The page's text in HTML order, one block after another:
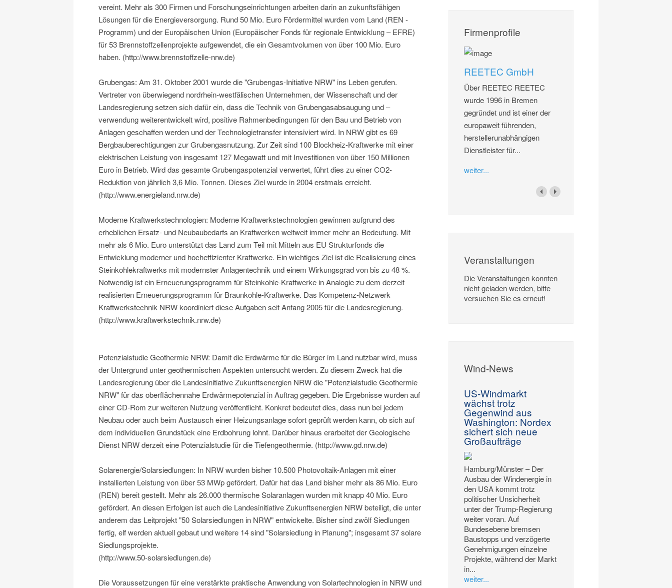
vereint. Mehr als 300 Firmen und Forschungseinrichtungen arbeiten darin an zukunftsfähigen
Lösungen für die Energieversorgung. Rund 50 Mio. Euro Fördermittel wurden vom Land (REN -
Programm) und der Europäischen Union (Europäischer Fonds für regionale Entwicklung – EFRE)
für 53 Brennstoffzellenprojekte aufgewendet, die ein Gesamtvolumen von über 100 Mio. Euro
haben. (http://www.brennstoffzelle-nrw.de)
Grubengas: Am 31. Oktober 2001 wurde die "Grubengas-Initiative NRW" ins Leben gerufen.
Vertreter von überwiegend nordrhein-westfälischen Unternehmen, der Wissenschaft und der
Landesregierung setzen sich dafür ein, dass die Technik von Grubengasabsaugung und –
verwendung weiterentwickelt wird, positive Rahmenbedingungen für den Bau und Betrieb von
Anlagen geschaffen werden und der Technologietransfer intensiviert wird. In NRW gibt es 69
Bergbauberechtigungen zur Grubengasnutzung. Zur Zeit sind 100 Blockheiz-Kraftwerke mit einer
elektrischen Leistung von insgesamt 127 Megawatt und mit Investitionen von über 150 Millionen
Euro in Betrieb. Wird das gesamte Grubengaspotenzial verwertet, führt dies zu einer CO2-
Reduktion von jährlich 3,6 Mio. Tonnen. Dieses Ziel wurde in 2004 erstmals erreicht.
(http://www.energieland.nrw.de)
Moderne Kraftwerkstechnologien: Moderne Kraftwerkstechnologien gewinnen aufgrund des
erheblichen Ersatz- und Neubaubedarfs an Kraftwerken weltweit immer mehr an Bedeutung. Mit
mehr als 6 Mio. Euro unterstützt das Land zum Teil mit Mitteln aus EU Strukturfonds die
Entwicklung moderner und hocheffizienter Kraftwerke. Ein wichtiges Ziel ist die Realisierung eines
Steinkohlekraftwerks mit modernster Anlagentechnik und einem Wirkungsgrad von bis zu 48 %.
Notwendig ist ein Erneuerungsprogramm für Steinkohle-Kraftwerke in Analogie zu dem derzeit
realisierten Erneuerungsprogramm für Braunkohle-Kraftwerke. Das Kompetenz-Netzwerk
Kraftwerkstechnik NRW koordiniert diese Aufgaben seit Anfang 2005 für die Landesregierung.
(http://www.kraftwerkstechnik.nrw.de)
Potenzialstudie Geothermie NRW: Damit die Erdwärme für die Bürger im Land nutzbar wird, muss
der Untergrund unter geothermischen Aspekten untersucht werden. Zu diesem Zweck hat die
Landesregierung über die Landesinitiative Zukunftsenergien NRW die "Potenzialstudie Geothermie
NRW" für das oberflächennahe Erdwärmepotenzial in Auftrag gegeben. Die Ergebnisse wurden auf
einer CD-Rom zur weiteren Nutzung veröffentlicht. Konkret bedeutet dies, dass nun bei jedem
Neubau oder auch beim Austausch einer Heizungsanlage sofort geprüft werden kann, ob sich auf
dem individuellen Grundstück eine Erdbohrung lohnt. Darüber hinaus erarbeitet der Geologische
Dienst NRW derzeit eine Potenzialstudie für die Tiefengeothermie. (http://www.gd.nrw.de)
Solarenergie/Solarsiedlungen: In NRW wurden bisher 10.500 Photovoltaik-Anlagen mit einer
installierten Leistung von über 53 MWp gefördert. Dafür hat das Land bisher mehr als 86 Mio. Euro
(REN) bereit gestellt. Mehr als 26.000 thermische Solaranlagen wurden mit knapp 40 Mio. Euro
gefördert. An diesen Erfolgen ist auch die Landesinitiative Zukunftsenergien NRW beteiligt, die unter
anderem das Leitprojekt "50 Solarsiedlungen in NRW" entwickelte. Bisher sind zwölf Siedlungen
fertig, elf werden aktuell gebaut und weitere 14 sind "Solarsiedlung in Planung"; insgesamt 37 solare
Siedlungsprojekte.
(http://www.50-solarsiedlungen.de)
Die Voraussetzungen für eine verstärkte praktische Anwendung von Solartechnologien in NRW und
Firmenprofile
REETEC GmbH
Über REETEC REETEC
wurde 1996 in Bremen
gegründet und ist einer der
europaweit führenden,
herstellerunabhängigen
Dienstleister für...
weiter...
Veranstaltungen
Die Veranstaltungen konnten
nicht geladen werden, bitte
versuchen Sie es erneut!
Wind-News
US-Windmarkt
wächst trotz
Gegenwind aus
Washington: Nordex
sichert sich neue
Großaufträge
Hamburg/Münster – Der
Ausbau der Windenergie in
den USA kommt trotz
politischer Unsicherheit
unter der Trump-Regierung
weiter voran. Auf
Bundesebene bremsen
Baustopps und verzögerte
Genehmigungen einzelne
Projekte, während der Markt
in...
weiter...